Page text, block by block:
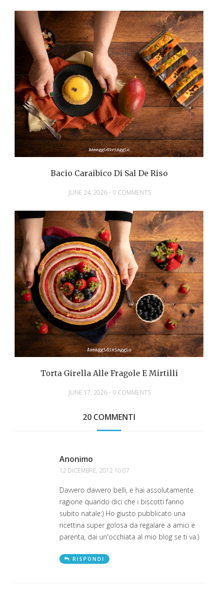
Bacio Caraibico Di Sal De Riso
JUNE 24, 2026 - 0 COMMENTS
Torta Girella Alle Fragole E Mirtilli
JUNE 17, 2026 - 0 COMMENTS
20 COMMENTI
Anonimo
12 DICEMBRE, 2012 10:07
Davvero davvero belli, e hai assolutamente
ragione quando dici che i biscotti fanno
subito natale:) Ho giusto pubblicato una
ricettina super golosa da regalare a amici e
parenta, dai un'occhiata al mio blog se ti va:)
RISPONDI